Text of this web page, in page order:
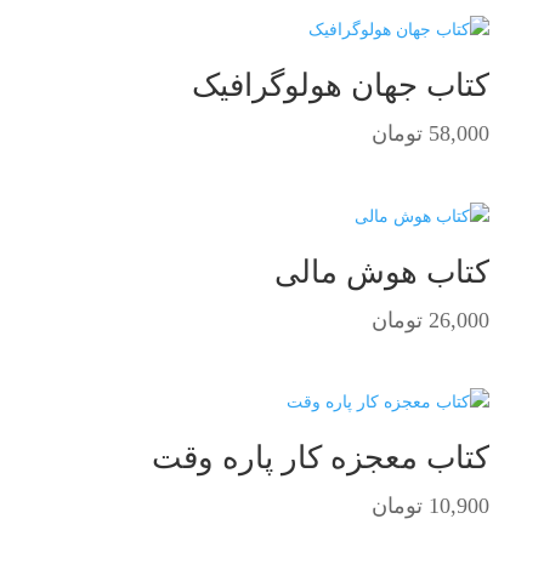
کتاب جهان هولوگرافیک
58,000 تومان
کتاب هوش مالی
26,000 تومان
کتاب معجزه کار پاره وقت
10,900 تومان